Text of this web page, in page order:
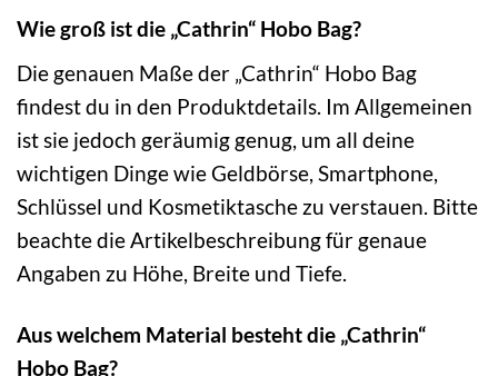
Wie groß ist die „Cathrin“ Hobo Bag?
Die genauen Maße der „Cathrin“ Hobo Bag
findest du in den Produktdetails. Im Allgemeinen
ist sie jedoch geräumig genug, um all deine
wichtigen Dinge wie Geldbörse, Smartphone,
Schlüssel und Kosmetiktasche zu verstauen. Bitte
beachte die Artikelbeschreibung für genaue
Angaben zu Höhe, Breite und Tiefe.
Aus welchem Material besteht die „Cathrin“
Hobo Bag?